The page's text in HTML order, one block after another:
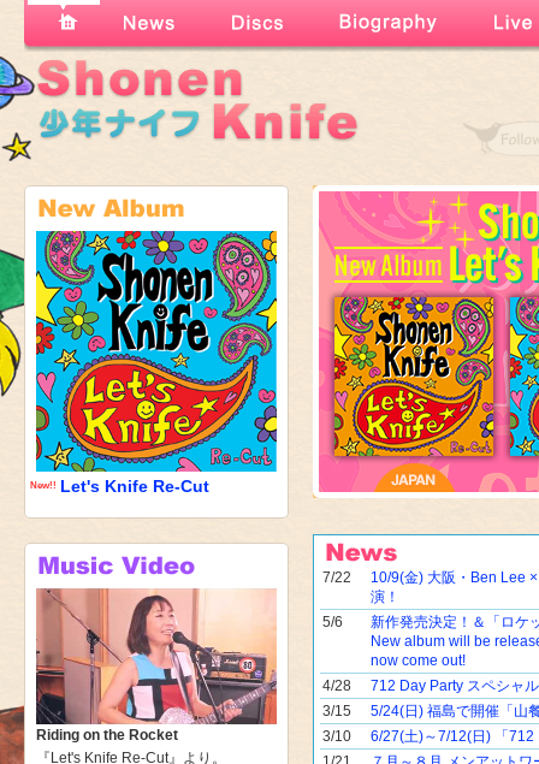
Let's Knife Re-Cut
Riding on the Rocket
『Let's Knife Re-Cut』より。
7/22
10/9(金) 大阪・Ben Lee
演！
5/6
新作発売決定！＆「ロケ
New album will be
now come out!
4/28
712 Day Party スペシャ
3/15
5/24(日) 福島で開催「山
3/10
6/27(土)～7/12(日) 「712